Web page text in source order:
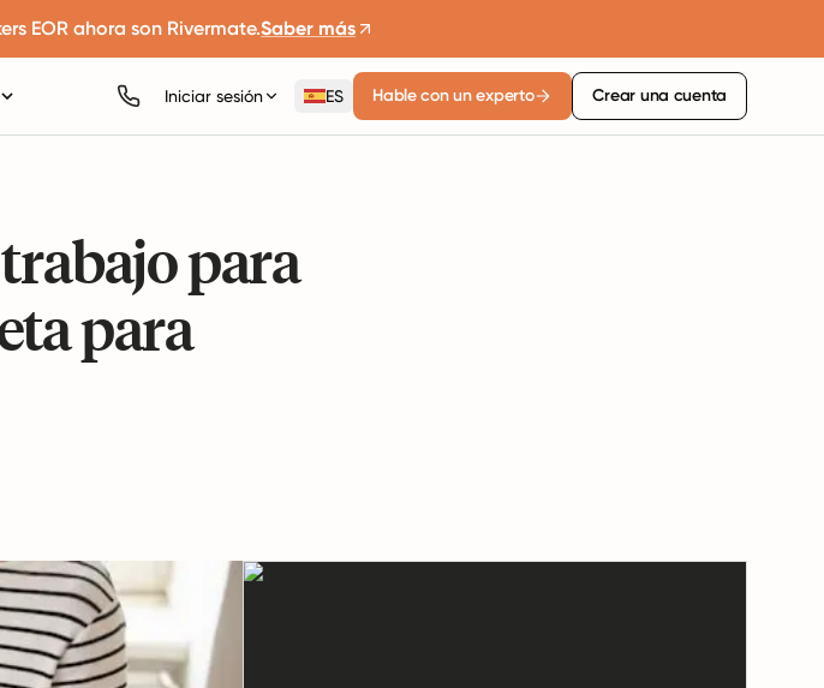
EOR ahora son Rivermate.Saber más
Iniciar sesión ES Hable con un experto Crear una cuenta
para
para